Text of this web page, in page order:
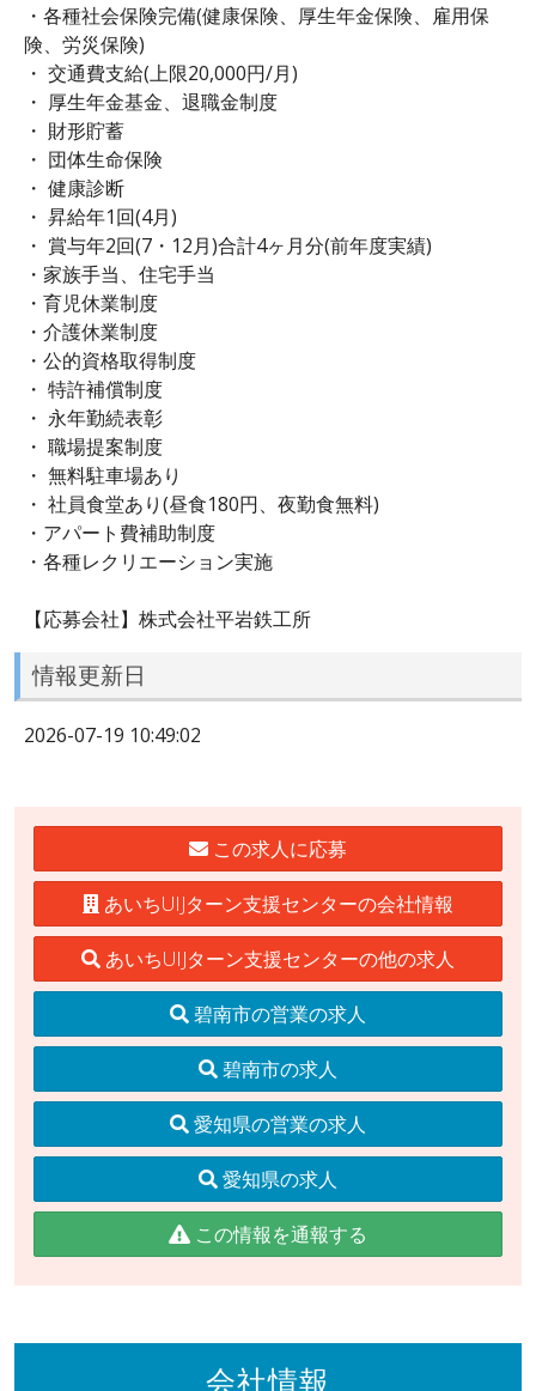
・各種社会保険完備(健康保険、厚生年金保険、雇用保
険、労災保険)
・ 交通費支給(上限20,000円/月)
・ 厚生年金基金、退職金制度
・ 財形貯蓄
・ 団体生命保険
・ 健康診断
・ 昇給年1回(4月)
・ 賞与年2回(7・12月)合計4ヶ月分(前年度実績)
・家族手当、住宅手当
・育児休業制度
・介護休業制度
・公的資格取得制度
・ 特許補償制度
・ 永年勤続表彰
・ 職場提案制度
・ 無料駐車場あり
・ 社員食堂あり(昼食180円、夜勤食無料)
・アパート費補助制度
・各種レクリエーション実施
【応募会社】株式会社平岩鉄工所
情報更新日
2026-07-19 10:49:02
この求人に応募
あいちUIJターン支援センターの会社情報
あいちUIJターン支援センターの他の求人
碧南市の営業の求人
碧南市の求人
愛知県の営業の求人
愛知県の求人
この情報を通報する
会社情報